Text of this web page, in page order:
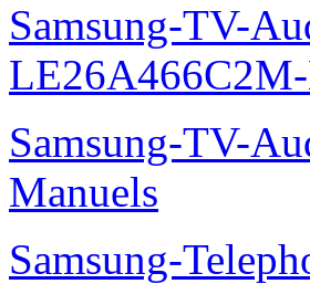
Samsung-TV-
Samsung-TV-
Manuels
Samsung-